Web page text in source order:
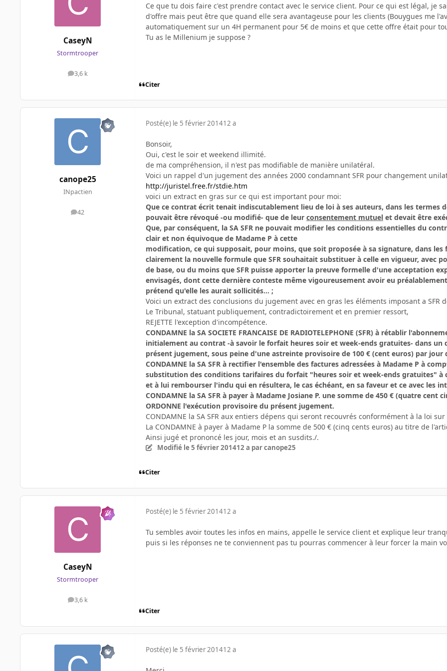
CaseyN
Stormtrooper
3,6 k
messages
Ce que tu dois faire c'est prendre contact avec le service client. Pour ce qui est légal, je
d'offre mais peut être que quand elle sera avantageuse pour les clients (Bouygues me
automatiquement sur un 4H permanent pour 5€ de moins et que cette offre était pour
Tu as le Millenium je suppose ?
Citer
canope25
INpactien
42
messages
Posté(e) le 5 février 201412 a
Bonsoir,
Oui, c'est le soir et weekend illimité.
de ma compréhension, il n'est pas modifiable de manière unilatéral.
Voici un rappel d'un jugement des années 2000 condamnant SFR pour changement
http://juristel.free.fr/stdie.htm
voici un extract en gras sur ce qui est important pour moi:
Que ce contrat écrit tenait indiscutablement lieu de loi à ses auteurs, dans les termes
pouvait être révoqué -ou modifié- que de leur consentement mutuel et devait être
Que, par conséquent, la SA SFR ne pouvait modifier les conditions essentielles du
clair et non équivoque de Madame P à cette
modification, ce qui supposait, pour moins, que soit proposée à sa signature, dans
clairement la nouvelle formule que SFR souhaitait substituer à celle en vigueur, avec
de base, ou du moins que SFR puisse apporter la preuve formelle d'une acceptation
envisagés, dont cette dernière conteste même vigoureusement avoir eu
prétend qu'elle les aurait sollicités... ;
Voici un extract des conclusions du jugement avec en gras les éléments imposant a
Le Tribunal, statuant publiquement, contradictoirement et en premier ressort,
REJETTE l'exception d'incompétence.
CONDAMNE la SA SOCIETE FRANCAISE DE RADIOTELEPHONE (SFR) à rétablir
initialement au contrat -à savoir le forfait heures soir et week-ends gratuites- dans
présent jugement, sous peine d'une astreinte provisoire de 100 € (cent euros) par jour
CONDAMNE la SA SFR à rectifier l'ensemble des factures adressées à Madame P à
substitution des conditions tarifaires du forfait "heures soir et week-ends gratuites"
et à lui rembourser l'indu qui en résultera, le cas échéant, en sa faveur et ce avec les
CONDAMNE la SA SFR à payer à Madame Josiane P. une somme de 450 € (quatre
ORDONNE l'exécution provisoire du présent jugement.
CONDAMNE la SA SFR aux entiers dépens qui seront recouvrés conformément à la loi
La CONDAMNE à payer à Madame P la somme de 500 € (cinq cents euros) au titre de
Ainsi jugé et prononcé les jour, mois et an susdits./.
Modifié le 5 février 201412 a par canope25
Citer
CaseyN
Stormtrooper
3,6 k
messages
Posté(e) le 5 février 201412 a
Tu sembles avoir toutes les infos en mains, appelle le service client et explique leur
puis si les réponses ne te conviennent pas tu pourras commencer à leur forcer la main
Citer
Posté(e) le 5 février 201412 a